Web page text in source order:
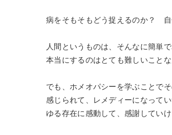
病をそもそもどう捉えるのか？ 自
人間というものは、そんなに簡単
本当にするのはとても難しいことな
でも、ホメオパシーを学ぶことで
感じられて、レメディーになって
ゆる存在に感動して、感謝してい